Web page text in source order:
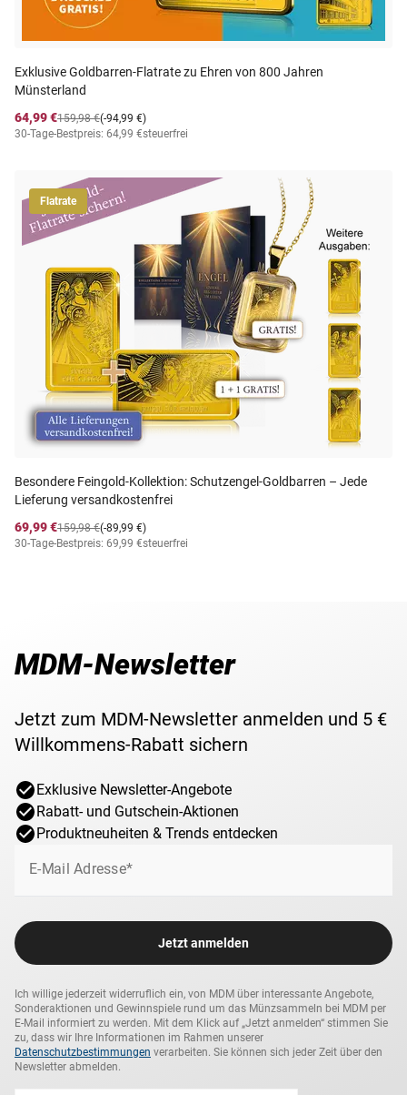
Exklusive Goldbarren-Flatrate zu Ehren von 800 Jahren
Münsterland
64,99 €
(-94,99 €)
159,98 €
30-Tage-Bestpreis: 64,99 €steuerfrei
Flatrate
Besondere Feingold-Kollektion: Schutzengel-Goldbarren – Jede
Lieferung versandkostenfrei
69,99 €
(-89,99 €)
159,98 €
30-Tage-Bestpreis: 69,99 €steuerfrei
MDM-Newsletter
Jetzt zum MDM-Newsletter anmelden und 5 €
Willkommens-Rabatt sichern
Exklusive Newsletter-Angebote
Rabatt- und Gutschein-Aktionen
Produktneuheiten & Trends entdecken
E-Mail Adresse*
Jetzt anmelden
Ich willige jederzeit widerruflich ein, von MDM über interessante Angebote,
Sonderaktionen und Gewinnspiele rund um das Münzsammeln bei MDM per
E-Mail informiert zu werden. Mit dem Klick auf „Jetzt anmelden“ stimmen Sie
zu, dass wir Ihre Informationen im Rahmen unserer
Datenschutzbestimmungen verarbeiten. Sie können sich jeder Zeit über den
Newsletter abmelden.